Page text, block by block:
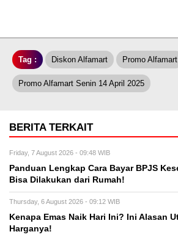
Tag : Diskon Alfamart Promo Alfamart
Promo Alfamart Senin 14 April 2025
BERITA TERKAIT
Friday, 7 August 2026 - 09:48 WIB
Panduan Lengkap Cara Bayar BPJS
Bisa Dilakukan dari Rumah!
Thursday, 6 August 2026 - 09:12 WIB
Kenapa Emas Naik Hari Ini? Ini Alasan
Harganya!